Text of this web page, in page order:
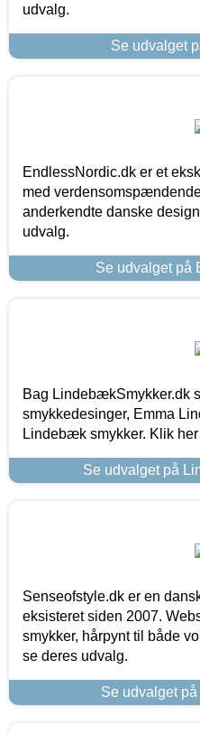
udvalg.
Se udvalget
EndlessNordic.dk er et
med
anderkendte danske
udvalg.
Se udvalget på
Bag LindebækSmykker.dk
smykkedesinger, Emma
Lindebæk smykker. Klik
Se udvalget på
Senseofstyle.dk er en
eksisteret siden 2007.
smykker, hårpynt til både
se deres udvalg.
Se udvalget